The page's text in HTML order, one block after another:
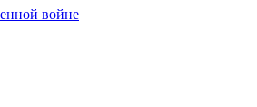
войне